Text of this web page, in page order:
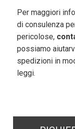
Per maggiori
di consulenza
pericolose,
possiamo
spedizioni in
leggi.